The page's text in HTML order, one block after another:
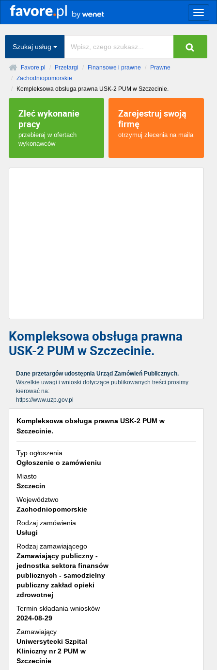
Szukaj usług
Favore.pl Przetargi Finansowe i prawne
Prawne
Zachodniopomorskie
Kompleksowa obsługa prawna USK-2 PUM w Szczecinie.
Zleć wykonanie
pracy
przebieraj w ofertach
wykonawców
Zarejestruj swoją
firmę
otrzymuj zlecenia na maila
Kompleksowa obsługa prawna
USK-2 PUM w Szczecinie.
Dane przetargów udostępnia Urząd Zamówień Publicznych.
Wszelkie uwagi i wnioski dotyczące publikowanych treści prosimy
kierować na:
https://www.uzp.gov.pl
Kompleksowa obsługa prawna USK-2 PUM w
Szczecinie.
Typ ogłoszenia
Ogłoszenie o zamówieniu
Miasto
Szczecin
Województwo
Zachodniopomorskie
Rodzaj zamówienia
Usługi
Rodzaj zamawiającego
Zamawiający publiczny -
jednostka sektora finansów
publicznych - samodzielny
publiczny zakład opieki
zdrowotnej
Termin składania wniosków
2024-08-29
Zamawiający
Uniwersytecki Szpital
Kliniczny nr 2 PUM w
Szczecinie